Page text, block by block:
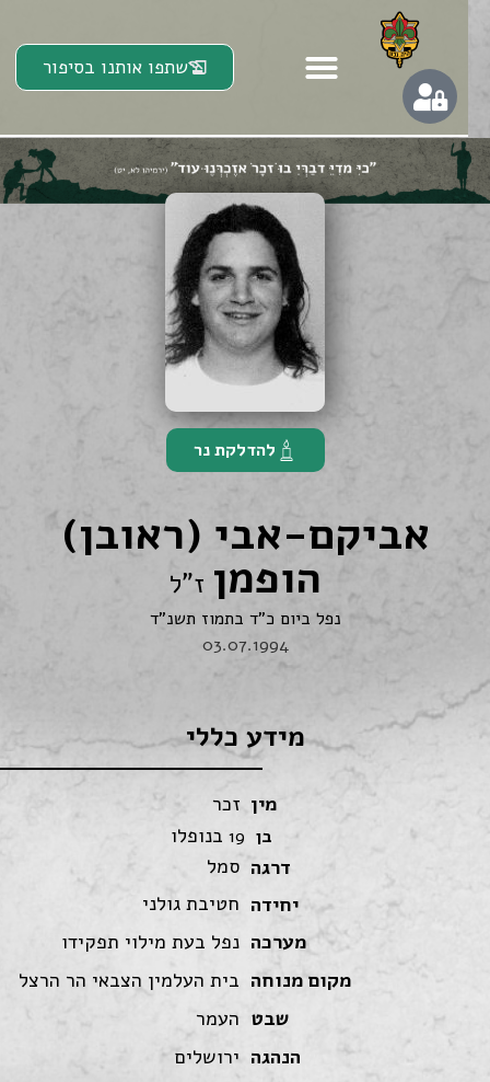
שתפו אותנו בסיפור
להדלקת נר
אביקם-אבי (ראובן)
הופמןז"ל
נפל ביום כ"ד בתמוז תשנ"ד
03.07.1994
מידע כללי
מין זכר
בן 19 בנופלו
דרגה סמל
יחידה
חטיבת גולני
מערכה
נפל בעת מילוי תפקידו
מקום מנוחה
בית העלמין הצבאי הר הרצל
שבט
העמר
הנהגה
ירושלים